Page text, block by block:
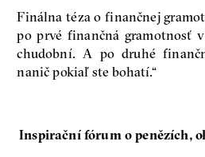
Finálna téza o finančnej
po prvé finančná gramotnosť
chudobní. A po druhé
nanič pokiaľ ste bohatí.“
Inspirační fórum o penězích,